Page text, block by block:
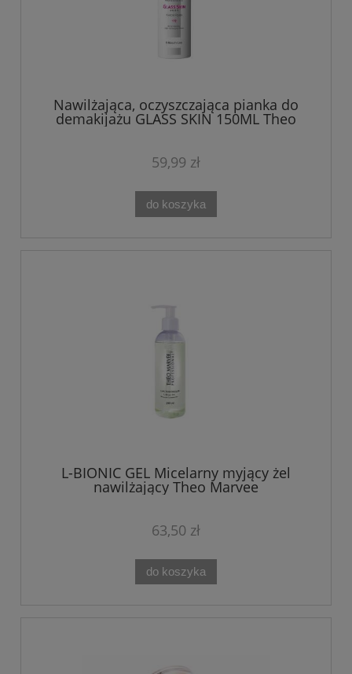
Nawilżająca, oczyszczająca pianka do
demakijażu GLASS SKIN 150ML Theo
59,99 zł
do koszyka
L-BIONIC GEL Micelarny myjący żel
nawilżający Theo Marvee
LACTOBIONIQUE 200 ml Theo Marvee
63,50 zł
do koszyka